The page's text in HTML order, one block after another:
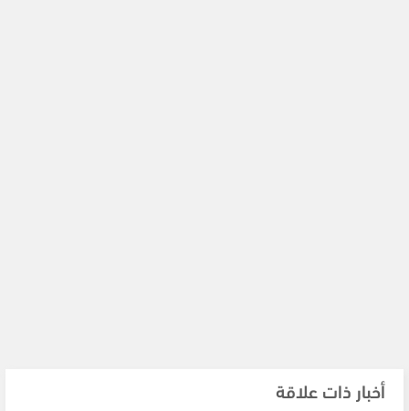
أخبار ذات علاقة